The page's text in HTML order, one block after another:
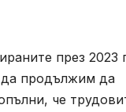
през 2023
да продължим да
че